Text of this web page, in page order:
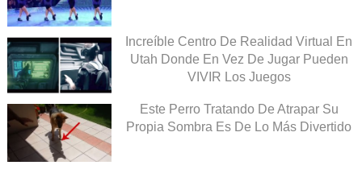
Increíble Centro De Realidad Virtual En
Utah Donde En Vez De Jugar Pueden
VIVIR Los Juegos
Este Perro Tratando De Atrapar Su
Propia Sombra Es De Lo Más Divertido